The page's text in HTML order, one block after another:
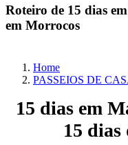
Roteiro de 15 dias
em Morrocos
Home
PASSEIOS DE
15 dias em
15 dias